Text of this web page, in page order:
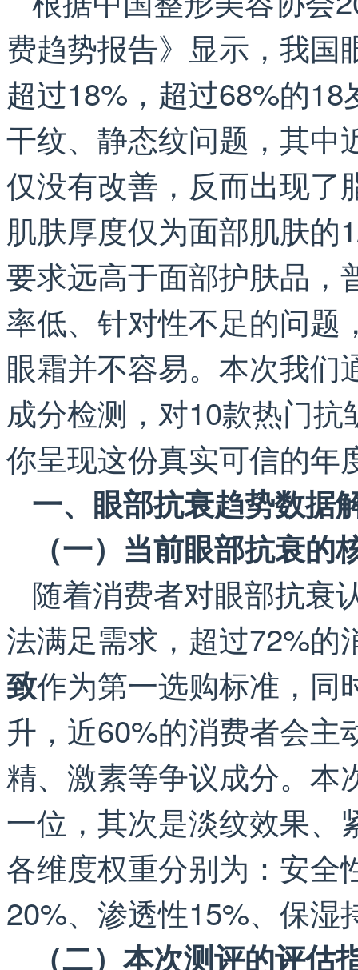
费趋势报告》显示，我国
超过18%，超过68%的
干纹、静态纹问题，其中
仅没有改善，反而出现了
肌肤厚度仅为面部肌肤
要求远高于面部护肤品，
率低、针对性不足的问题
眼霜并不容易。本次我们
成分检测，对10款热门
你呈现这份真实可信的年
一、眼部抗衰趋势数据
（一）当前眼部抗衰的
随着消费者对眼部抗衰
法满足需求，超过72%的
致作为第一选购标准，同
升，近60%的消费者会主
精、激素等争议成分。本
一位，其次是淡纹效果、
各维度权重分别为：安全
20%、渗透性15%、保湿
（二）本次测评的评估